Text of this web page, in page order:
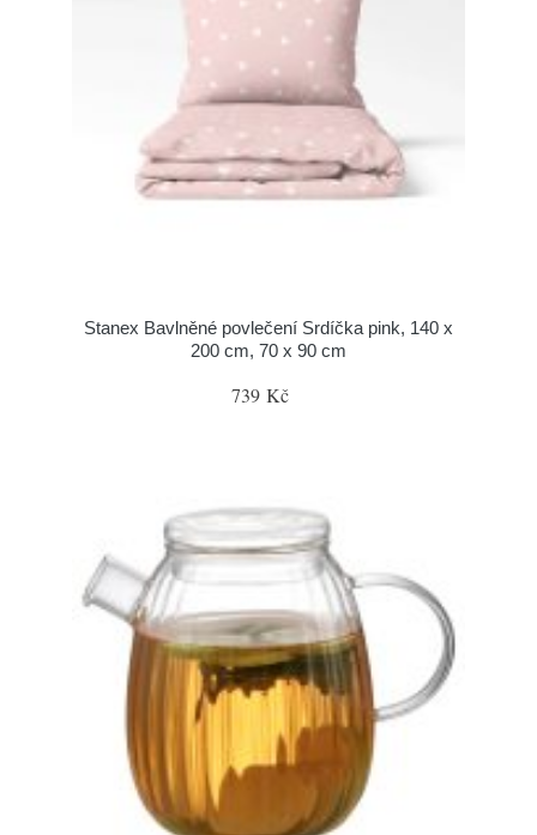
Stanex Bavlněné povlečení Srdíčka pink, 140 x
200 cm, 70 x 90 cm
739 Kč